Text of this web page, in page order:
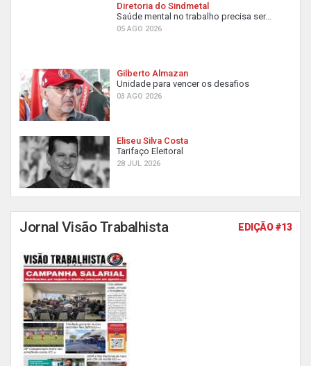
Diretoria do Sindmetal
Saúde mental no trabalho precisa ser...
05 AGO 2026
Gilberto Almazan
Unidade para vencer os desafios
03 AGO 2026
Eliseu Silva Costa
Tarifaço Eleitoral
28 JUL 2026
Jornal Visão Trabalhista EDIÇÃO #13